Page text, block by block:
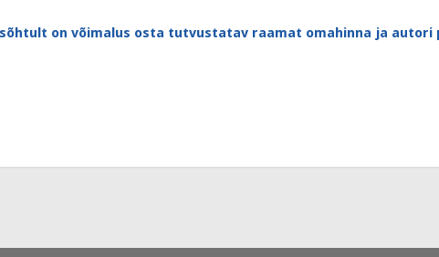
on võimalus osta tutvustatav raamat omahinna ja autori